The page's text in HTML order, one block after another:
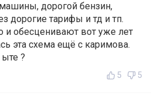
дорогой бензин,
дорогие тарифы и тд и тп.
и обесценивают вот уже лет
эта схема ещё с каримова.
?
5 5